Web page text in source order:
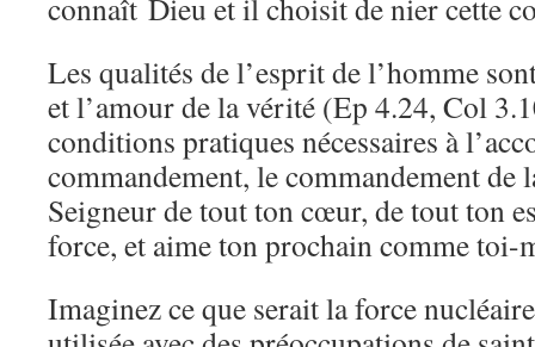
connaît Dieu et il choisit de nier cette
Les qualités de l’esprit de l’homme
et l’amour de la vérité (Ep 4.24, Col
conditions pratiques nécessaires à
commandement, le commandement
Seigneur de tout ton cœur, de tout ton
force, et aime ton prochain comme toi-
Imaginez ce que serait la force